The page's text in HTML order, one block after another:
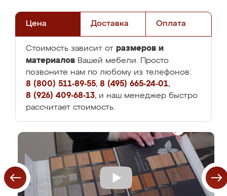
Цена Доставка Оплата
Стоимость зависит от размеров и
материалов Вашей мебели. Просто
позвоните нам по любому из телефонов:
8 (800) 511-89-55, 8 (495) 665-24-01,
8 (926) 409-68-13, и наш менеджер быстро
рассчитает стоимость.